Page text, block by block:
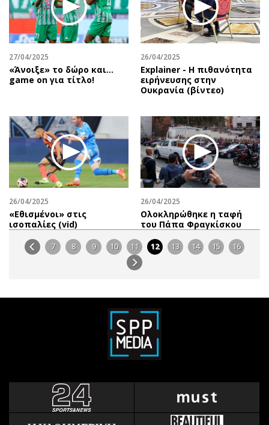
27/04/2025
«Άνοιξε» το δώρο και…
game on για τίτλο!
26/04/2025
Explainer - Η πιθανότητα
ειρήνευσης στην
Ουκρανία (βίντεο)
26/04/2025
«Εθισμένοι» στις
ισοπαλίες (vid)
26/04/2025
Ολοκληρώθηκε η ταφή
του Πάπα Φραγκίσκου
7 8 9 10 11 12 13 14 15 16